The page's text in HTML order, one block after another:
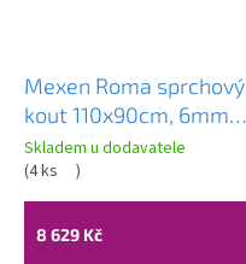
Mexen Roma sprchový
kout 110x90cm, 6mm
sklo, chromový profil-
šedé sklo, 854-110-
090-01-40
Skladem u dodavatele
(4 ks )
8 629 Kč